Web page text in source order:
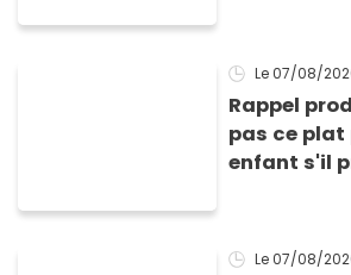
Le 07/08/
Rappel
pas ce plat
enfant s'il
Le 07/08/